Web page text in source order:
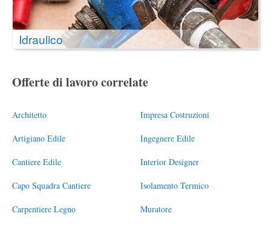
Idraulico
Offerte di lavoro correlate
Architetto
Artigiano Edile
Cantiere Edile
Capo Squadra Cantiere
Carpentiere Legno
Impresa Costruzioni
Ingegnere Edile
Interior Designer
Isolamento Termico
Muratore